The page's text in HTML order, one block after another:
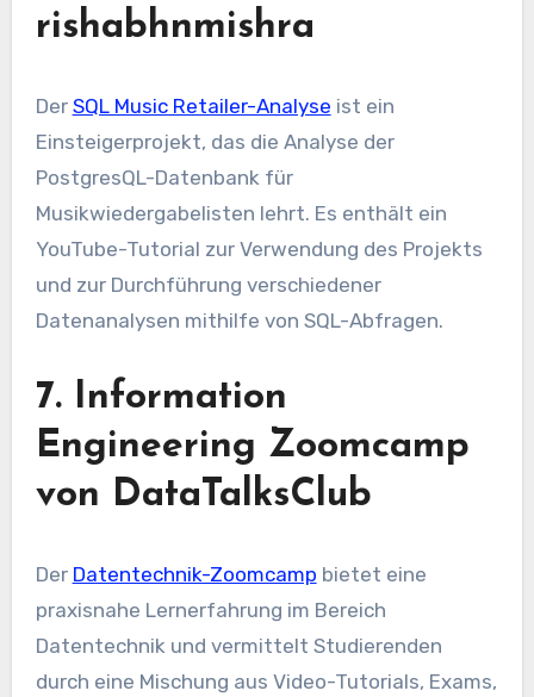
rishabhnmishra
Der SQL Music Retailer-Analyse ist ein
Einsteigerprojekt, das die Analyse der
PostgresQL-Datenbank für
Musikwiedergabelisten lehrt. Es enthält ein
YouTube-Tutorial zur Verwendung des Projekts
und zur Durchführung verschiedener
Datenanalysen mithilfe von SQL-Abfragen.
7. Information
Engineering Zoomcamp
von DataTalksClub
Der Datentechnik-Zoomcamp bietet eine
praxisnahe Lernerfahrung im Bereich
Datentechnik und vermittelt Studierenden
durch eine Mischung aus Video-Tutorials, Exams,